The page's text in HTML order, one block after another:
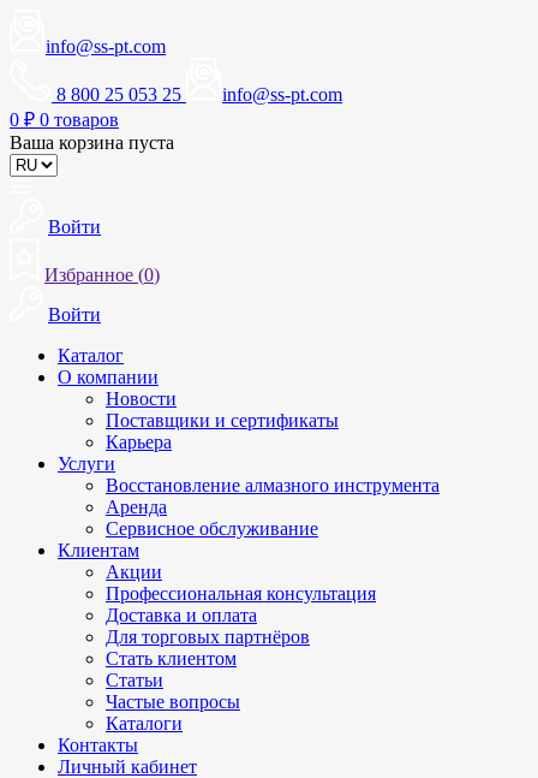
info@ss-pt.com
8 800 25 053 25
info@ss-pt.com
0 ₽ 0 товаров
Ваша корзина пуста
Войти
Избранное (0)
Войти
Каталог
О компании
Новости
Поставщики и сертификаты
Карьера
Услуги
Восстановление алмазного инструмента
Аренда
Сервисное обслуживание
Клиентам
Акции
Профессиональная консультация
Доставка и оплата
Для торговых партнёров
Стать клиентом
Статьи
Частые вопросы
Каталоги
Контакты
Личный кабинет